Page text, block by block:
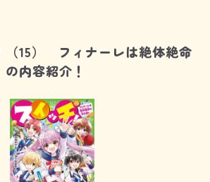
（15） フィナーレは絶体絶命
内容紹介！